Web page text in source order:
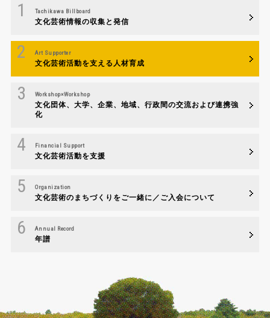
Tachikawa Billboard
文化芸術情報の収集と発信
Art Supporter
文化芸術活動を支える人材育成
Workshop×Workshop
文化団体、大学、企業、地域、行政間の交流および連携強
化
Financial Support
文化芸術活動を支援
Organization
文化芸術のまちづくりをご一緒に／ご入会について
Annual Record
年譜